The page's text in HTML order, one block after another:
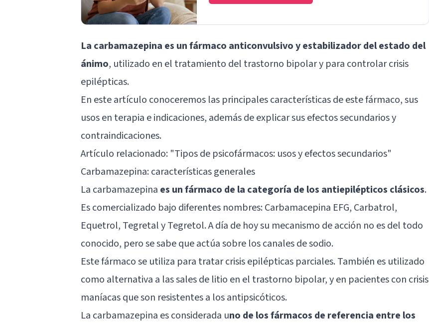
La carbamazepina es un fármaco anticonvulsivo y estabilizador del estado del
ánimo, utilizado en el tratamiento del trastorno bipolar y para controlar crisis
epilépticas.
En este artículo conoceremos las principales características de este fármaco, sus
usos en terapia e indicaciones, además de explicar sus efectos secundarios y
contraindicaciones.
Artículo relacionado: "Tipos de psicofármacos: usos y efectos secundarios"
Carbamazepina: características generales
La carbamazepina es un fármaco de la categoría de los antiepilépticos clásicos.
Es comercializado bajo diferentes nombres: Carbamacepina EFG, Carbatrol,
Equetrol, Tegretal y Tegretol. A día de hoy su mecanismo de acción no es del todo
conocido, pero se sabe que actúa sobre los canales de sodio.
Este fármaco se utiliza para tratar crisis epilépticas parciales. También es utilizado
como alternativa a las sales de litio en el trastorno bipolar, y en pacientes con crisis
maníacas que son resistentes a los antipsicóticos.
La carbamazepina es considerada uno de los fármacos de referencia entre los